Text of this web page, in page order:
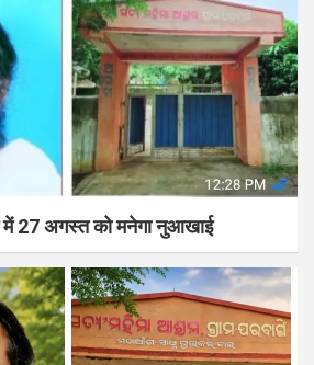
में 27 अगस्त को मनेगा नुआखाई